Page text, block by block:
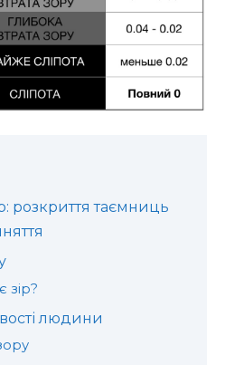
розкриття таємниць
зір?
людини